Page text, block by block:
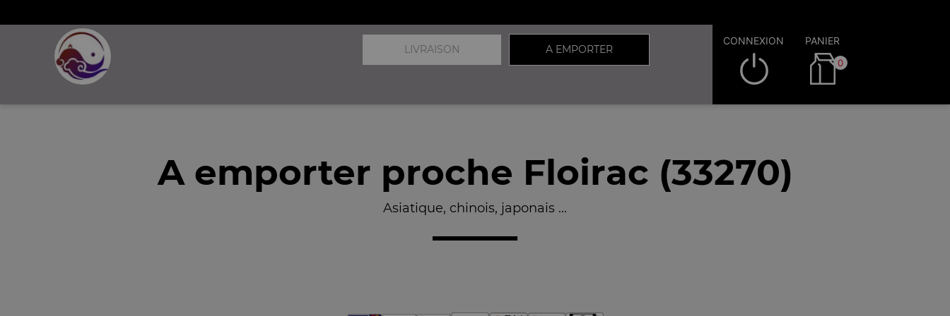
LIVRAISON A EMPORTER
CONNEXION PANIER
0
A emporter proche Floirac (33270)
Asiatique, chinois, japonais ...